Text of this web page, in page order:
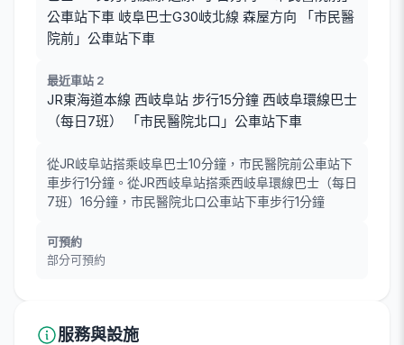
公車站下車 岐阜巴士G30岐北線 森屋方向 「市民醫
院前」公車站下車
最近車站 2
JR東海道本線 西岐阜站 步行15分鐘 西岐阜環線巴士
（每日7班） 「市民醫院北口」公車站下車
從JR岐阜站搭乘岐阜巴士10分鐘，市民醫院前公車站下
車步行1分鐘。從JR西岐阜站搭乘西岐阜環線巴士（每日
7班）16分鐘，市民醫院北口公車站下車步行1分鐘
可預約
部分可預約
服務與設施